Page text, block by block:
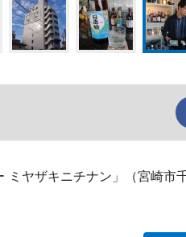
ミヤザキニチナン」（宮崎